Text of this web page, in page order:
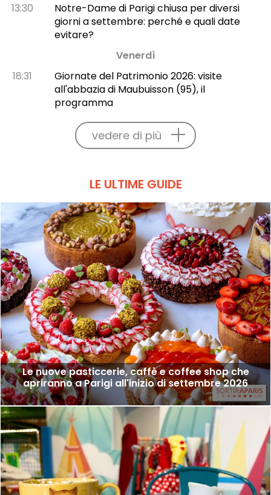
13:30
Notre-Dame di Parigi chiusa per diversi
giorni a settembre: perché e quali date
evitare?
Venerdì
18:31
Giornate del Patrimonio 2026: visite
all'abbazia di Maubuisson (95), il
programma
vedere di più
LE ULTIME GUIDE
Le nuove pasticcerie, caffè e coffee shop che
apriranno a Parigi all'inizio di settembre 2026